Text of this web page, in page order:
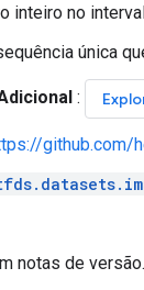
inteiro no
única
:
github.com/
notas de versão.